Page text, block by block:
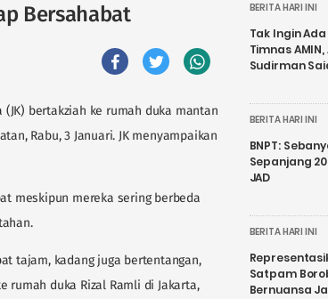
Bersahabat
(JK) bertakziah ke rumah duka mantan
Rabu, 3 Januari. JK menyampaikan
meskipun mereka sering berbeda
tajam, kadang juga bertentangan,
rumah duka Rizal Ramli di Jakarta,
BERITA HARI INI
Tak Ingin
Timnas
Sudirman
BERITA HARI INI
BNPT:
Sepanjang
JAD
BERITA HARI INI
Satpam
Bernuansa